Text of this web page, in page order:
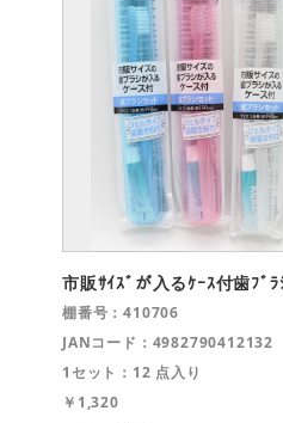
市販ｻｲｽﾞが入るｹｰｽ付歯ﾌﾞ
棚番号：410706
JANコード：4982790412132
1セット：12 点入り
￥1,320